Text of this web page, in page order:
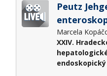
Peutz
Marcela
XXIV.